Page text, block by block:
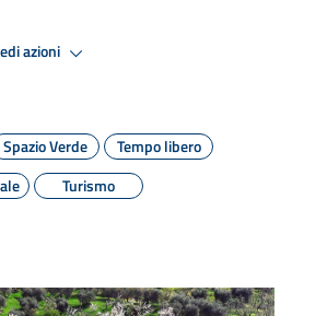
azioni
Spazio Verde
Tempo libero
Turismo